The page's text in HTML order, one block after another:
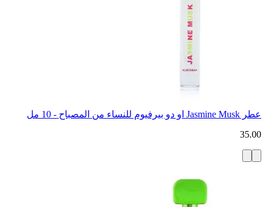
عطر Jasmine Musk او دو بيرفيوم للنساء من المصباح - 10 مل
35.00